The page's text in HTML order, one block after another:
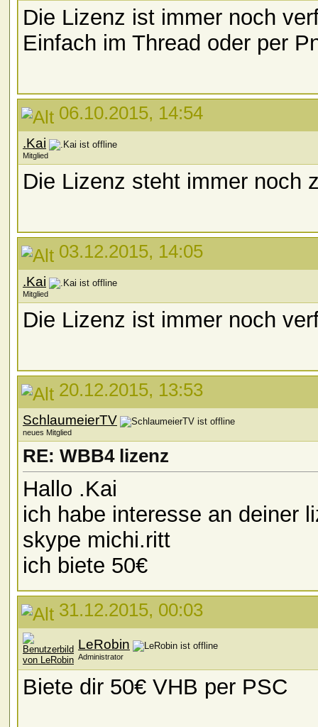
Die Lizenz ist immer noch
Einfach im Thread oder per
06.10.2015, 14:54
.Kai
Mitglied
Die Lizenz steht immer noch
03.12.2015, 14:05
.Kai
Mitglied
Die Lizenz ist immer noch
20.12.2015, 13:53
SchlaumeierTV
neues Mitglied
RE: WBB4 lizenz
Hallo .Kai
ich habe interesse an deiner
skype michi.ritt
ich biete 50€
31.12.2015, 00:03
LeRobin
Administrator
Biete dir 50€ VHB per PSC